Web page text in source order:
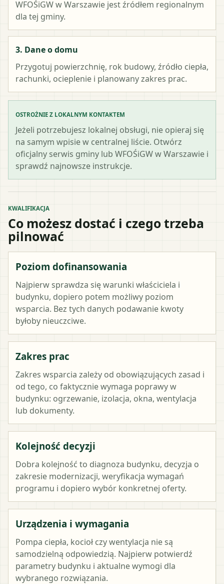
WFOŚiGW w Warszawie jest źródłem regionalnym
dla tej gminy.
3. Dane o domu
Przygotuj powierzchnię, rok budowy, źródło ciepła,
rachunki, ocieplenie i planowany zakres prac.
OSTROŻNIE Z LOKALNYM KONTAKTEM
Jeżeli potrzebujesz lokalnej obsługi, nie opieraj się
na samym wpisie w centralnej liście. Otwórz
oficjalny serwis gminy lub WFOŚiGW w Warszawie i
sprawdź najnowsze instrukcje.
KWALIFIKACJA
Co możesz dostać i czego trzeba
pilnować
Poziom dofinansowania
Najpierw sprawdza się warunki właściciela i
budynku, dopiero potem możliwy poziom
wsparcia. Bez tych danych podawanie kwoty
byłoby nieuczciwe.
Zakres prac
Zakres wsparcia zależy od obowiązujących zasad i
od tego, co faktycznie wymaga poprawy w
budynku: ogrzewanie, izolacja, okna, wentylacja
lub dokumenty.
Kolejność decyzji
Dobra kolejność to diagnoza budynku, decyzja o
zakresie modernizacji, weryfikacja wymagań
programu i dopiero wybór konkretnej oferty.
Urządzenia i wymagania
Pompa ciepła, kocioł czy wentylacja nie są
samodzielną odpowiedzią. Najpierw potwierdź
parametry budynku i aktualne wymogi dla
wybranego rozwiązania.